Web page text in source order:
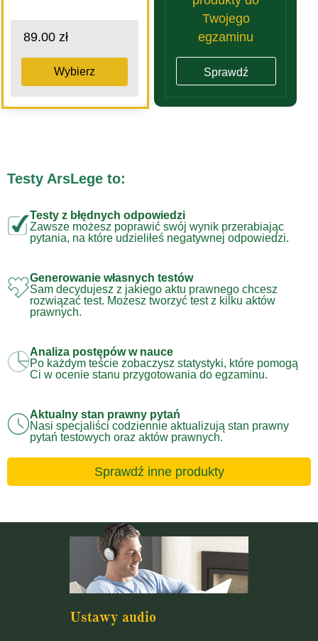
89.00 zł
Wybierz
Twojego
egzaminu
Sprawdź
Testy ArsLege to:
Testy z błędnych odpowiedzi
Zawsze możesz poprawić swój wynik przerabiając
pytania, na które udzieliłeś negatywnej odpowiedzi.
Generowanie własnych testów
Sam decydujesz z jakiego aktu prawnego chcesz
rozwiązać test. Możesz tworzyć test z kilku aktów
prawnych.
Analiza postępów w nauce
Po każdym teście zobaczysz statystyki, które pomogą
Ci w ocenie stanu przygotowania do egzaminu.
Aktualny stan prawny pytań
Nasi specjaliści codziennie aktualizują stan prawny
pytań testowych oraz aktów prawnych.
Sprawdź inne produkty
Ustawy audio